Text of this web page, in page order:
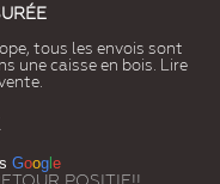
tous les envois sont
une caisse en bois. Lire
Goog e